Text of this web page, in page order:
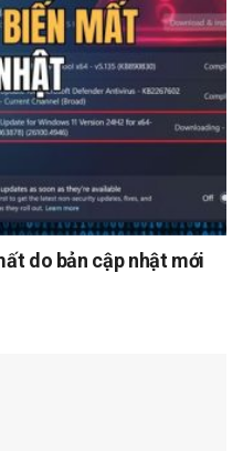
do bản cập nhật mới